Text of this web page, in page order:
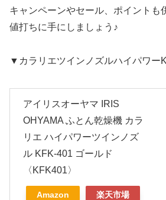
キャンペーンやセール、ポイントも
値打ちに手にしましょう♪
▼カラリエツインノズルハイパワー
アイリスオーヤマ IRIS
OHYAMA ふとん乾燥機 カラ
リエ ハイパワーツインノズ
ル KFK-401 ゴールド
〈KFK401〉
Amazon 楽天市場